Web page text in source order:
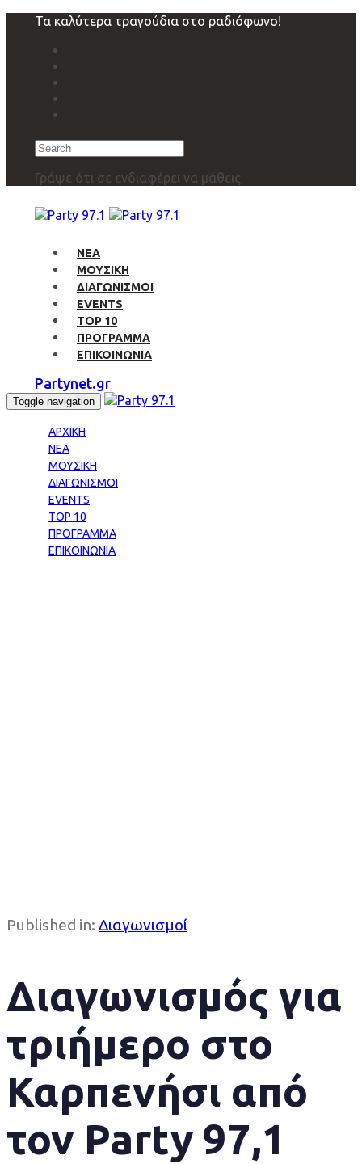
navigation
Τα καλύτερα τραγούδια στο ραδιόφωνο!
Search
Γράψε ότι σε ενδιαφέρει να μάθεις
ΝΕΑ
ΜΟΥΣΙΚΗ
ΔΙΑΓΩΝΙΣΜΟΙ
EVENTS
TOP 10
ΠΡΟΓΡΑΜΜΑ
ΕΠΙΚΟΙΝΩΝΙΑ
Partynet.gr
Toggle navigation
ΑΡΧΙΚΗ
ΝΕΑ
ΜΟΥΣΙΚΗ
ΔΙΑΓΩΝΙΣΜΟΙ
EVENTS
TOP 10
ΠΡΟΓΡΑΜΜΑ
ΕΠΙΚΟΙΝΩΝΙΑ
Published in: Διαγωνισμοί
Διαγωνισμός για
τριήμερο στο
Καρπενήσι από
τον Party 97,1